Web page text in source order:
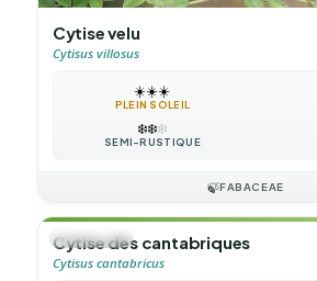
Cytise velu
Cytisus villosus
☀️☀️☀️
PLEIN SOLEIL
❄️❄️❄️
SEMI-RUSTIQUE
🍃FABACEAE
🌲ARBUSTE
Cytise des cantabriques
Cytisus cantabricus